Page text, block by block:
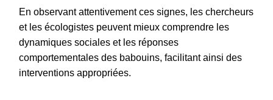
En observant attentivement ces signes, les chercheurs
et les écologistes peuvent mieux comprendre les
dynamiques sociales et les réponses
comportementales des babouins, facilitant ainsi des
interventions appropriées.